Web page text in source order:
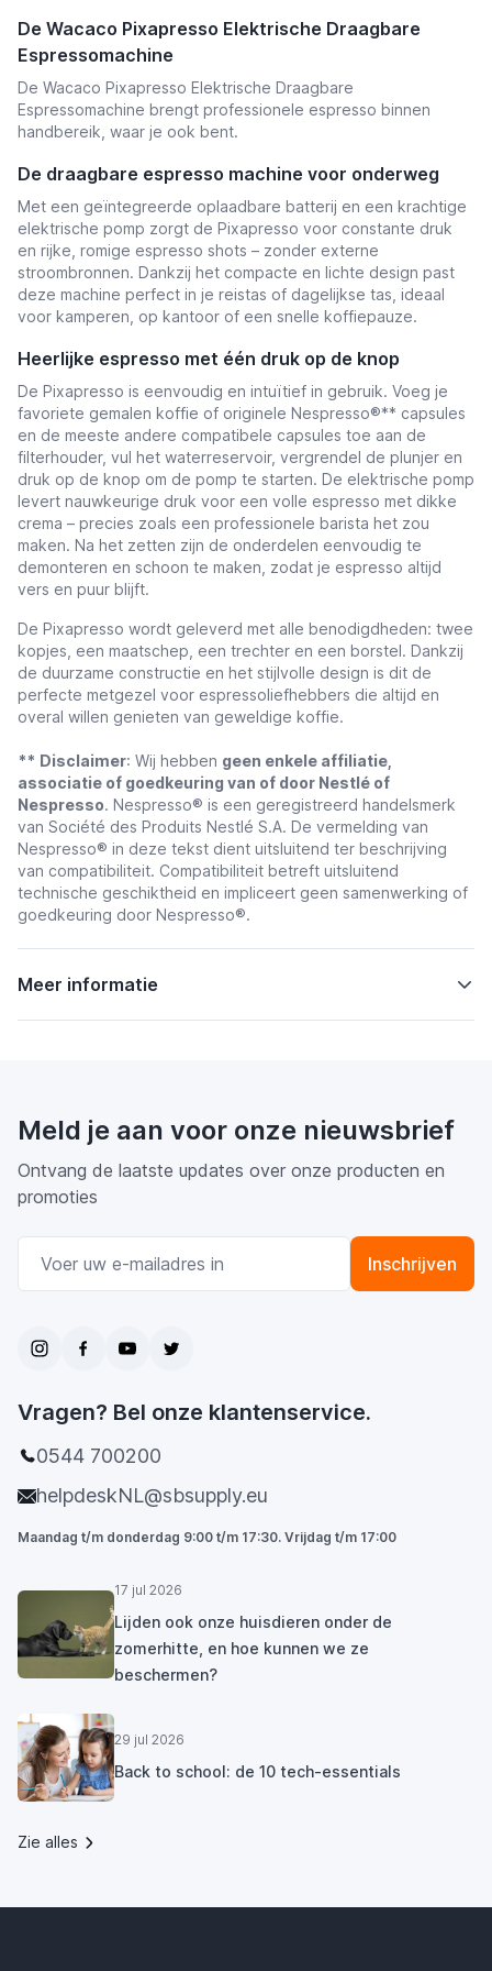
De Wacaco Pixapresso Elektrische Draagbare
Espressomachine
De Wacaco Pixapresso Elektrische Draagbare
Espressomachine brengt professionele espresso binnen
handbereik, waar je ook bent.
De draagbare espresso machine voor onderweg
Met een geïntegreerde oplaadbare batterij en een krachtige
elektrische pomp zorgt de Pixapresso voor constante druk
en rijke, romige espresso shots – zonder externe
stroombronnen. Dankzij het compacte en lichte design past
deze machine perfect in je reistas of dagelijkse tas, ideaal
voor kamperen, op kantoor of een snelle koffiepauze.
Heerlijke espresso met één druk op de knop
De Pixapresso is eenvoudig en intuïtief in gebruik. Voeg je
favoriete gemalen koffie of originele Nespresso®** capsules
en de meeste andere compatibele capsules toe aan de
filterhouder, vul het waterreservoir, vergrendel de plunjer en
druk op de knop om de pomp te starten. De elektrische pomp
levert nauwkeurige druk voor een volle espresso met dikke
crema – precies zoals een professionele barista het zou
maken. Na het zetten zijn de onderdelen eenvoudig te
demonteren en schoon te maken, zodat je espresso altijd
vers en puur blijft.
De Pixapresso wordt geleverd met alle benodigdheden: twee
kopjes, een maatschep, een trechter en een borstel. Dankzij
de duurzame constructie en het stijlvolle design is dit de
perfecte metgezel voor espressoliefhebbers die altijd en
overal willen genieten van geweldige koffie.
** Disclaimer: Wij hebben geen enkele affiliatie,
associatie of goedkeuring van of door Nestlé of
Nespresso. Nespresso® is een geregistreerd handelsmerk
van Société des Produits Nestlé S.A. De vermelding van
Nespresso® in deze tekst dient uitsluitend ter beschrijving
van compatibiliteit. Compatibiliteit betreft uitsluitend
technische geschiktheid en impliceert geen samenwerking of
goedkeuring door Nespresso®.
Meer informatie
Meld je aan voor onze nieuwsbrief
Ontvang de laatste updates over onze producten en
promoties
Inschrijven
Vragen? Bel onze klantenservice.
0544 700200
helpdeskNL@sbsupply.eu
Maandag t/m donderdag 9:00 t/m 17:30. Vrijdag t/m 17:00
17 jul 2026
Lijden ook onze huisdieren onder de
zomerhitte, en hoe kunnen we ze
beschermen?
29 jul 2026
Back to school: de 10 tech-essentials
Zie alles